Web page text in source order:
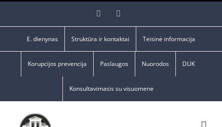
Facebook
E. dienynas Struktūra ir kontaktai Teisinė informacija
Korupcijos prevencija Paslaugos Nuorodos DUK
Konsultavimasis su visuomene